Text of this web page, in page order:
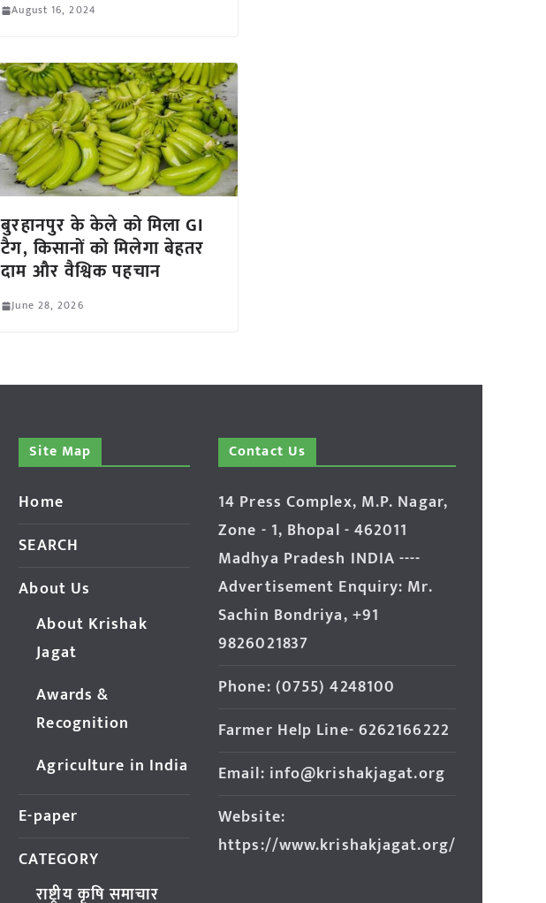
August 16, 2024
बुरहानपुर के केले को मिला GI
टैग, किसानों को मिलेगा बेहतर
दाम और वैश्विक पहचान
June 28, 2026
Site Map
Home
SEARCH
About Us
About Krishak
Jagat
Awards &
Recognition
Agriculture in India
E-paper
CATEGORY
राष्ट्रीय कृषि समाचार
Contact Us
14 Press Complex, M.P. Nagar,
Zone - 1, Bhopal - 462011
Madhya Pradesh INDIA ----
Advertisement Enquiry: Mr.
Sachin Bondriya, +91
9826021837
Phone: (0755) 4248100
Farmer Help Line- 6262166222
Email: info@krishakjagat.org
Website:
https://www.krishakjagat.org/